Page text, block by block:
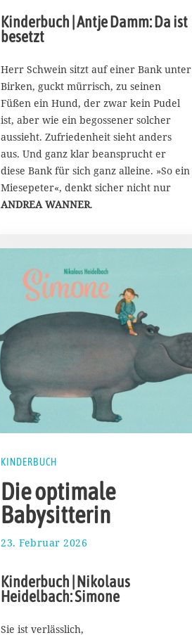
M
z
2
6
Kinderbuch | Antje Damm: Da ist
besetzt
Herr Schwein sitzt auf einer Bank unter
Birken, guckt mürrisch, zu seinen
Füßen ein Hund, der zwar kein Pudel
ist, aber wie ein begossener solcher
aussieht. Zufriedenheit sieht anders
aus. Und ganz klar beansprucht er
diese Bank für sich ganz alleine. »So ein
Miesepeter«, denkt sicher nicht nur
ANDREA WANNER.
KINDERBUCH
Die optimale
Babysitterin
23. Februar 2026
ä
r
Kinderbuch | Nikolaus
Heidelbach: Simone
Sie ist verlässlich,